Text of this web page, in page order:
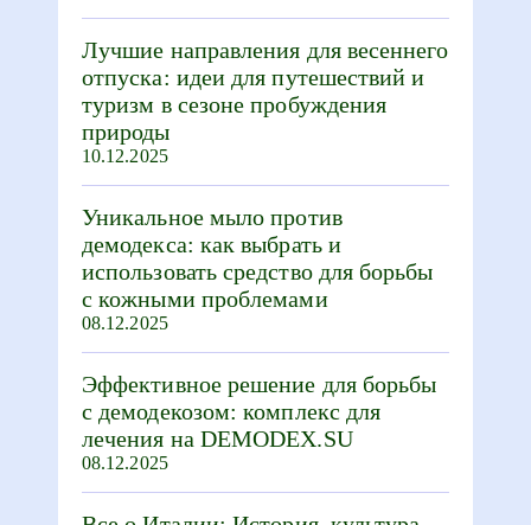
Лучшие направления для весеннего
отпуска: идеи для путешествий и
туризм в сезоне пробуждения
природы
10.12.2025
Уникальное мыло против
демодекса: как выбрать и
использовать средство для борьбы
с кожными проблемами
08.12.2025
Эффективное решение для борьбы
с демодекозом: комплекс для
лечения на DEMODEX.SU
08.12.2025